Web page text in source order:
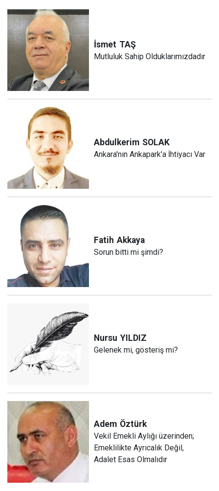
İsmet TAŞ
Mutluluk Sahip Olduklarımızdadır
Abdulkerim SOLAK
Ankara'nın Ankapark'a İhtiyacı Var
Fatih Akkaya
Sorun bitti mi şimdi?
Nursu YILDIZ
Gelenek mi, gösteriş mi?
Adem Öztürk
Vekil Emekli Aylığı üzerinden;
Emeklilikte Ayrıcalık Değil,
Adalet Esas Olmalıdır